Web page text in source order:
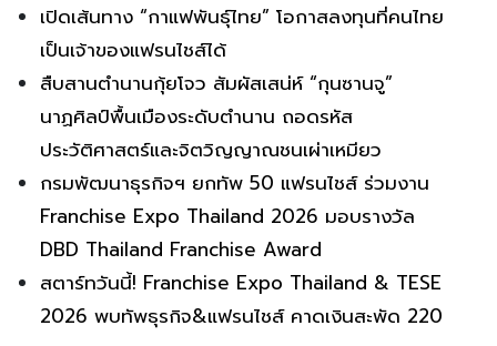
เปิดเส้นทาง “กาแฟพันธุ์ไทย” โอกาสลงทุนที่คนไทย
เป็นเจ้าของแฟรนไชส์ได้
สืบสานตำนานกุ้ยโจว สัมผัสเสน่ห์ “กุนซานจู”
นาฏศิลป์พื้นเมืองระดับตำนาน ถอดรหัส
ประวัติศาสตร์และจิตวิญญาณชนเผ่าเหมียว
กรมพัฒนาธุรกิจฯ ยกทัพ 50 แฟรนไชส์ ร่วมงาน
Franchise Expo Thailand 2026 มอบรางวัล
DBD Thailand Franchise Award
สตาร์ทวันนี้! Franchise Expo Thailand & TESE
2026 พบทัพธุรกิจ&แฟรนไชส์ คาดเงินสะพัด 220